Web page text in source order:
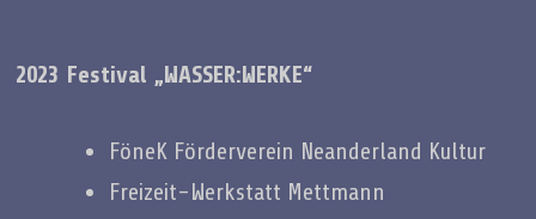
2023 Festival „WASSER:WERKE“
FöneK Förderverein Neanderland Kultur
Freizeit-Werkstatt Mettmann